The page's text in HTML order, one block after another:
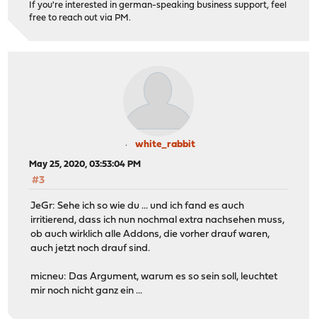
If you're interested in german-speaking business support, feel
free to reach out via PM.
white_rabbit
May 25, 2020, 03:53:04 PM
#3
JeGr: Sehe ich so wie du ... und ich fand es auch
irritierend, dass ich nun nochmal extra nachsehen muss,
ob auch wirklich alle Addons, die vorher drauf waren,
auch jetzt noch drauf sind.
micneu: Das Argument, warum es so sein soll, leuchtet
mir noch nicht ganz ein ...